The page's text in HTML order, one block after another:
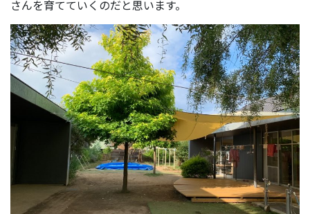
さんを育てていくのだと思います。